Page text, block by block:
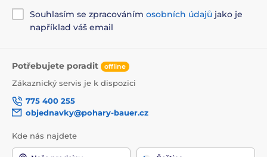
Souhlasím se zpracováním osobních údajů jako je
například váš email
Potřebujete poradit offline
Zákaznický servis je k dispozici
775 400 255
objednavky@pohary-bauer.cz
Kde nás najdete